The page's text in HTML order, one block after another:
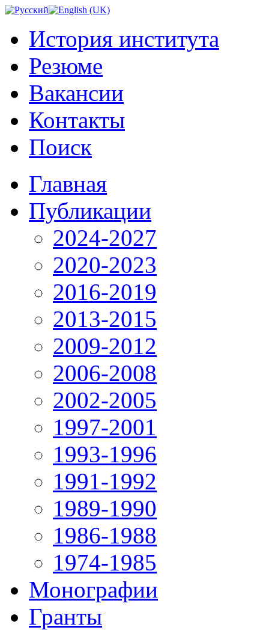
История института
Резюме
Вакансии
Контакты
Поиск
Главная
Публикации
2024-2027
2020-2023
2016-2019
2013-2015
2009-2012
2006-2008
2002-2005
1997-2001
1993-1996
1991-1992
1989-1990
1986-1988
1974-1985
Монографии
Гранты